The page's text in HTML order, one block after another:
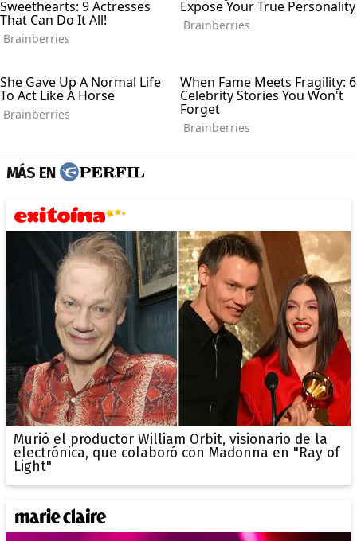
MÁS EN
Murió el productor William Orbit, visionario de la
electrónica, que colaboró con Madonna en "Ray of
Light"